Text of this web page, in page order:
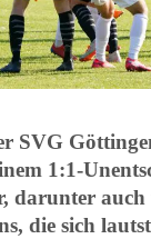
SVG
1:1-
darunter auch
die sich